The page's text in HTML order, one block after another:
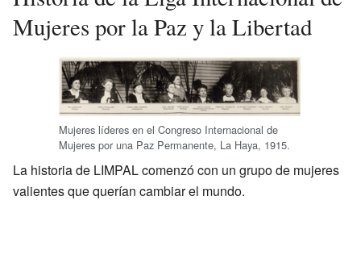
Mujeres por la Paz y la Libertad
Mujeres líderes en el Congreso Internacional de
Mujeres por una Paz Permanente, La Haya, 1915.
La historia de LIMPAL comenzó con un grupo de mujeres
valientes que querían cambiar el mundo.